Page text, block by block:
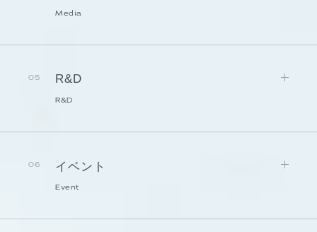
Media
05 R&D
R&D
06 イベント
Event